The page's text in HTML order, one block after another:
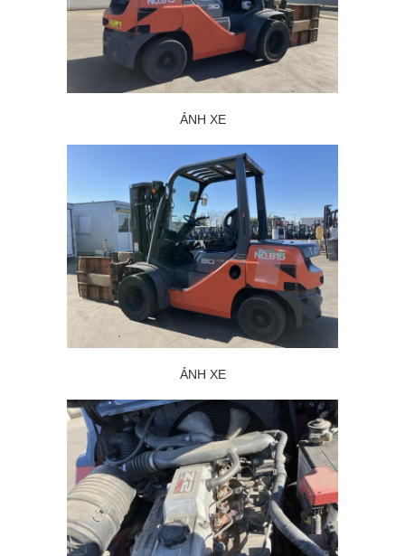
ẢNH XE
ẢNH XE